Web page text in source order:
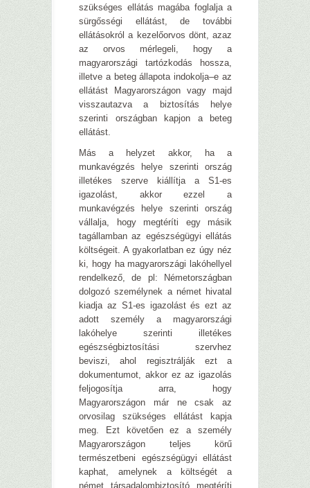
szükséges ellátás magába foglalja a
sürgősségi ellátást, de további
ellátásokról a kezelőorvos dönt, azaz
az orvos mérlegeli, hogy a
magyarországi tartózkodás hossza,
illetve a beteg állapota indokolja–e az
ellátást Magyarországon vagy majd
visszautazva a biztosítás helye
szerinti országban kapjon a beteg
ellátást.
Más a helyzet akkor, ha a
munkavégzés helye szerinti ország
illetékes szerve kiállítja a S1-es
igazolást, akkor ezzel a
munkavégzés helye szerinti ország
vállalja, hogy megtéríti egy másik
tagállamban az egészségügyi ellátás
költségeit. A gyakorlatban ez úgy néz
ki, hogy ha magyarországi lakóhellyel
rendelkező, de pl: Németországban
dolgozó személynek a német hivatal
kiadja az S1-es igazolást és ezt az
adott személy a magyarországi
lakóhelye szerinti illetékes
egészségbiztosítási szervhez
beviszi, ahol regisztrálják ezt a
dokumentumot, akkor ez az igazolás
feljogosítja arra, hogy
Magyarországon már ne csak az
orvosilag szükséges ellátást kapja
meg. Ezt követően ez a személy
Magyarországon teljes körű
természetbeni egészségügyi ellátást
kaphat, amelynek a költségét a
német társadalombiztosító megtéríti